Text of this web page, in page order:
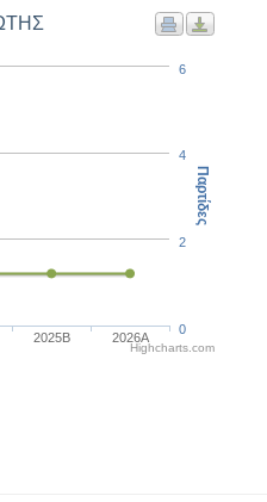
2025B 2026A
0
2
4
6
Παρτίδες
Highcharts.com